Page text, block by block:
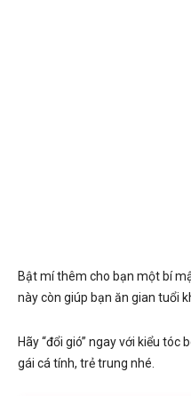
Bật mí thêm cho bạn một bí
này còn giúp bạn ăn gian tuổi
Hãy “đổi gió” ngay với kiểu
gái cá tính, trẻ trung nhé.